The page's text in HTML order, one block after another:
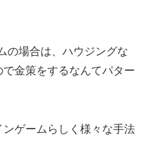
の場合は、ハウジングな
金策をするなんてパター
ゲームらしく様々な手法